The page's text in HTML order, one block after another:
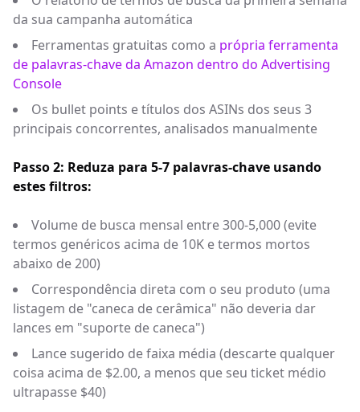
da sua campanha automática
Ferramentas gratuitas como a própria ferramenta
de palavras-chave da Amazon dentro do Advertising
Console
Os bullet points e títulos dos ASINs dos seus 3
principais concorrentes, analisados manualmente
Passo 2: Reduza para 5-7 palavras-chave usando
estes filtros:
Volume de busca mensal entre 300-5,000 (evite
termos genéricos acima de 10K e termos mortos
abaixo de 200)
Correspondência direta com o seu produto (uma
listagem de "caneca de cerâmica" não deveria dar
lances em "suporte de caneca")
Lance sugerido de faixa média (descarte qualquer
coisa acima de $2.00, a menos que seu ticket médio
ultrapasse $40)